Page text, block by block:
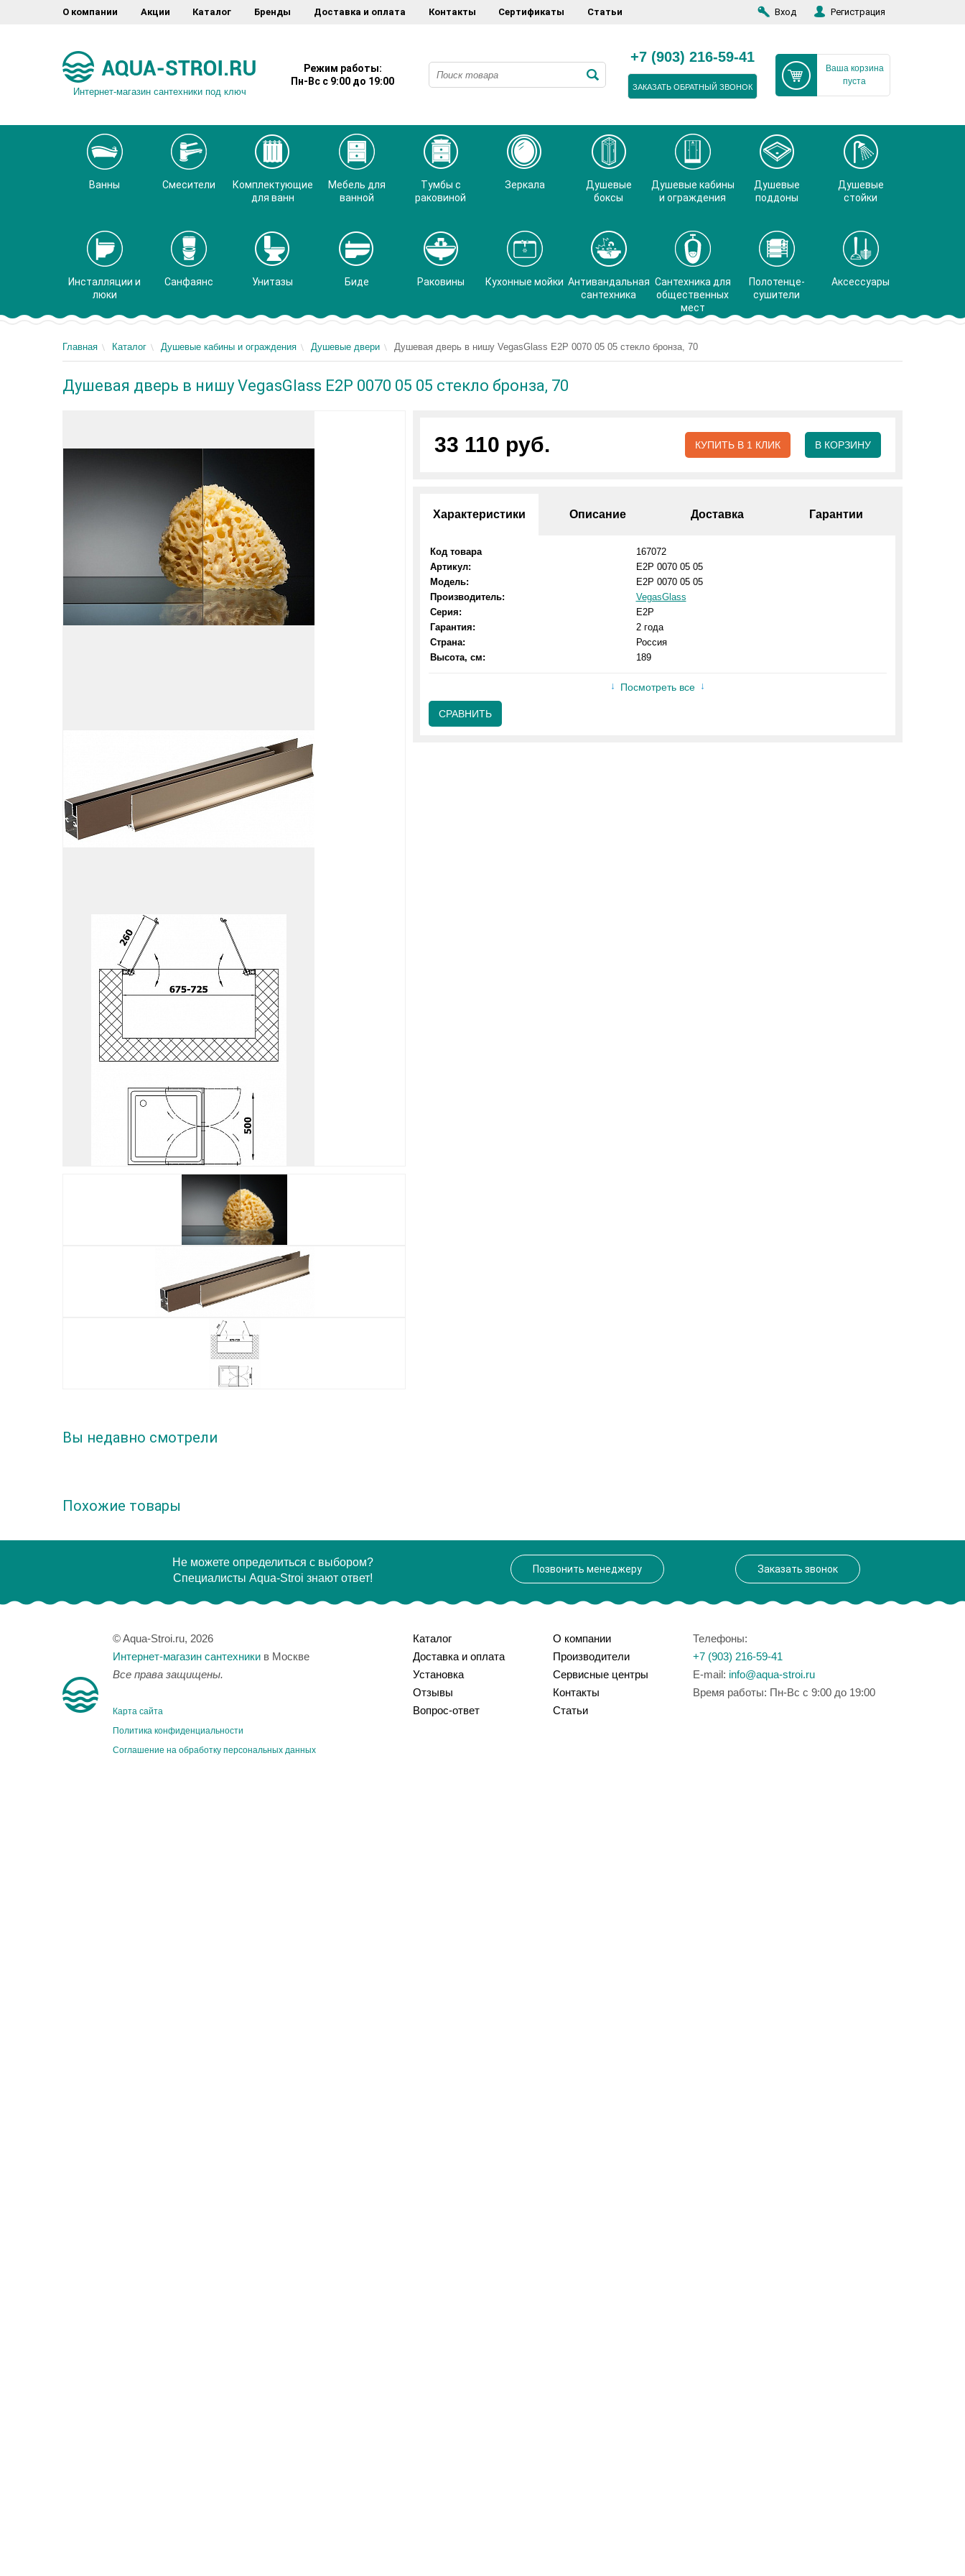
О компании Акции Каталог Бренды Доставка и оплата Контакты Сертификаты Статьи Вход Регистрация
Интернет-магазин сантехники под ключ
Режим работы:
Пн-Вс с 9:00 до 19:00
+7 (903) 216-59-41
ЗАКАЗАТЬ ОБРАТНЫЙ ЗВОНОК
Ваша корзина
пуста
Ванны Смесители
Комплектующие
для ванн
Мебель для
ванной
Тумбы с
раковиной
Зеркала
Душевые
боксы
Душевые кабины
и ограждения
Душевые
поддоны
Душевые
стойки
Инсталляции и
люки
Санфаянс Унитазы Биде Раковины Кухонные мойки Антивандальная
сантехника
Сантехника для
общественных
мест
Полотенце-
сушители
Аксессуары
Главная Каталог Душевые кабины и ограждения Душевые двери Душевая дверь в нишу VegasGlass E2P 0070 05 05 стекло бронза, 70
Душевая дверь в нишу VegasGlass E2P 0070 05 05 стекло бронза, 70
33 110 руб. КУПИТЬ В 1 КЛИК В КОРЗИНУ
Характеристики Описание Доставка Гарантии
Код товара
167072
Артикул:
E2P 0070 05 05
Модель:
E2P 0070 05 05
Производитель:
VegasGlass
Серия:
E2P
Гарантия:
2 года
Страна:
Россия
Высота, см:
189
Посмотреть все
СРАВНИТЬ
Вы недавно смотрели
Похожие товары
Не можете определиться с выбором?
Специалисты Aqua-Stroi знают ответ!
Позвонить менеджеру Заказать звонок
© Aqua-Stroi.ru, 2026
Интернет-магазин сантехники в Москве
Все права защищены.
Карта сайта
Политика конфиденциальности
Соглашение на обработку персональных данных
Каталог
Доставка и оплата
Установка
Отзывы
Вопрос-ответ
О компании
Производители
Сервисные центры
Контакты
Статьи
Телефоны:
+7 (903) 216-59-41
E-mail: info@aqua-stroi.ru
Время работы: Пн-Вс с 9:00 до 19:00